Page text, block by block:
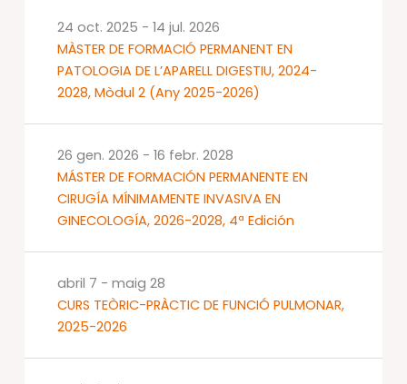
MÀSTER DE FORMACIÓ PERMANENT EN
PATOLOGIA DE L’APARELL DIGESTIU, 2024-
2028, Mòdul 2 (Any 2025-2026)
24 oct. 2025 - 14 jul. 2026
MÁSTER DE FORMACIÓN PERMANENTE EN
CIRUGÍA MÍNIMAMENTE INVASIVA EN
GINECOLOGÍA, 2026-2028, 4ª Edición
26 gen. 2026 - 16 febr. 2028
CURS TEÒRIC-PRÀCTIC DE FUNCIÓ PULMONAR,
2025-2026
abril 7 - maig 28